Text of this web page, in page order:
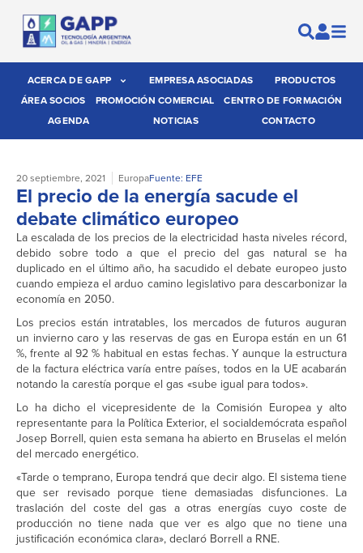
ACERCA DE GAPP EMPRESA ASOCIADAS
PRODUCTOS
ÁREA SOCIOS
PROMOCIÓN COMERCIAL
CENTRO DE FORMACIÓN
AGENDA
NOTICIAS CONTACTO
20 septiembre, 2021 EuropaFuente: EFE
El precio de la energía sacude el
debate climático europeo
La escalada de los precios de la electricidad hasta niveles récord,
debido sobre todo a que el precio del gas natural se ha
duplicado en el último año, ha sacudido el debate europeo justo
cuando empieza el arduo camino legislativo para descarbonizar la
economía en 2050.
Los precios están intratables, los mercados de futuros auguran
un invierno caro y las reservas de gas en Europa están en un 61
%, frente al 92 % habitual en estas fechas. Y aunque la estructura
de la factura eléctrica varía entre países, todos en la UE acabarán
notando la carestía porque el gas «sube igual para todos».
Lo ha dicho el vicepresidente de la Comisión Europea y alto
representante para la Política Exterior, el socialdemócrata español
Josep Borrell, quien esta semana ha abierto en Bruselas el melón
del mercado energético.
«Tarde o temprano, Europa tendrá que decir algo. El sistema tiene
que ser revisado porque tiene demasiadas disfunciones. La
traslación del coste del gas a otras energías cuyo coste de
producción no tiene nada que ver es algo que no tiene una
justificación económica clara», declaró Borrell a RNE.